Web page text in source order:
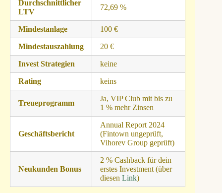
Durchschnittlicher
LTV
72,69 %
Mindestanlage 100 €
Mindestauszahlung 20 €
Invest Strategien keine
Rating keins
Treueprogramm
Ja, VIP Club mit bis zu
1 % mehr Zinsen
Geschäftsbericht
Annual Report 2024
(Fintown ungeprüft,
Vihorev Group geprüft)
Neukunden Bonus
2 % Cashback für dein
erstes Investment (über
diesen Link)